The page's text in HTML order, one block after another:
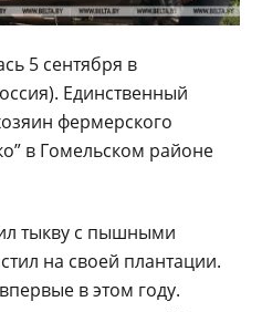
5 сентября в
Единственный
фермерского
в Гомельском районе
тыкву с пышными
на своей плантации.
в этом году.